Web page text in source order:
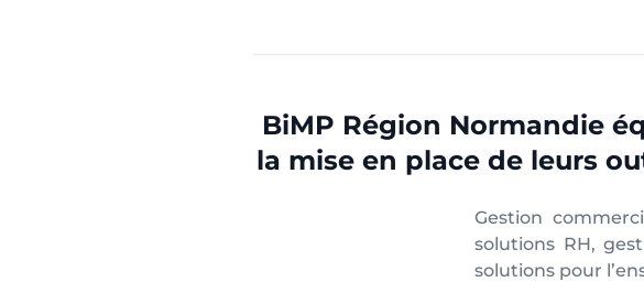
BiMP Région Normandie
la mise en place de leurs
Gestion
solutions RH,
solutions pour